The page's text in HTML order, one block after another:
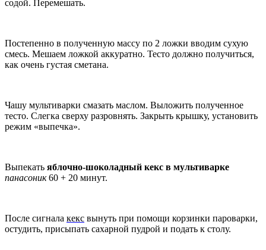
содой. Перемешать.
Постепенно в полученную массу по 2 ложки вводим сухую
смесь. Мешаем ложкой аккуратно. Тесто должно получиться,
как очень густая сметана.
Чашу мультиварки смазать маслом. Выложить полученное
тесто. Слегка сверху разровнять. Закрыть крышку, установить
режим «выпечка».
Выпекать яблочно-шоколадный кекс в мультиварке
панасоник60 + 20 минут.
После сигнала кекс вынуть при помощи корзинки пароварки,
остудить, присыпать сахарной пудрой и подать к столу.